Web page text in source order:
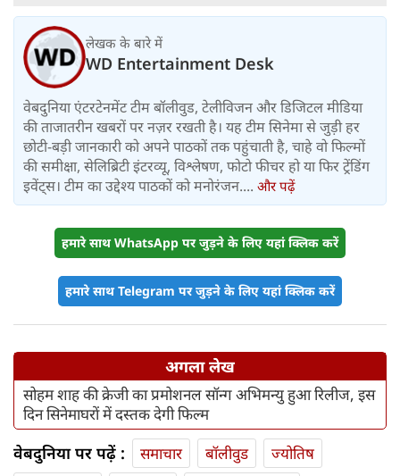
लेखक के बारे में
WD Entertainment Desk
वेबदुनिया एंटरटेनमेंट टीम बॉलीवुड, टेलीविजन और डिजिटल मीडिया
की ताजातरीन खबरों पर नज़र रखती है। यह टीम सिनेमा से जुड़ी हर
छोटी-बड़ी जानकारी को अपने पाठकों तक पहुंचाती है, चाहे वो फिल्मों
की समीक्षा, सेलिब्रिटी इंटरव्यू, विश्लेषण, फोटो फीचर हो या फिर ट्रेंडिंग
इवेंट्स। टीम का उद्देश्य पाठकों को मनोरंजन.... और पढ़ें
हमारे साथ WhatsApp पर जुड़ने के लिए यहां क्लिक करें
हमारे साथ Telegram पर जुड़ने के लिए यहां क्लिक करें
अगला लेख
सोहम शाह की क्रेजी का प्रमोशनल सॉन्ग अभिमन्यु हुआ रिलीज, इस
दिन सिनेमाघरों में दस्तक देगी फिल्म
वेबदुनिया पर पढ़ें : समाचार बॉलीवुड
ज्योतिष